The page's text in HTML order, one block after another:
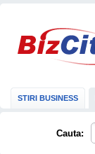
STIRI BUSINESS
Cauta: